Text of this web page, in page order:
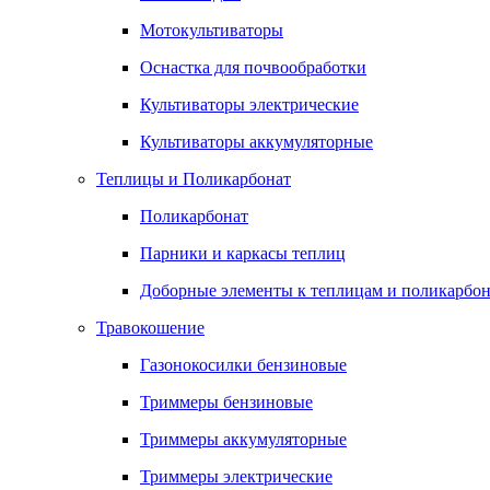
Мотокультиваторы
Оснастка для почвообработки
Культиваторы электрические
Культиваторы аккумуляторные
Теплицы и Поликарбонат
Поликарбонат
Парники и каркасы теплиц
Доборные элементы к теплицам и
Травокошение
Газонокосилки бензиновые
Триммеры бензиновые
Триммеры аккумуляторные
Триммеры электрические